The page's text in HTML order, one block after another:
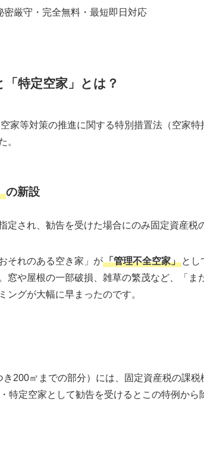
密厳守・完全無料・最短即日対応
「特定空家」とは？
家等対策の推進に関する特別措置法（空家
。
の新設
され、勧告を受けた場合にのみ固定資産税
それのある空き家」が「管理不全空家」 とし
窓や屋根の一部破損、雑草の繁茂など、「ま
ングが大幅に早まったのです。
200㎡までの部分）には、固定資産税の課税
特定空家として勧告を受けるとこの特例か